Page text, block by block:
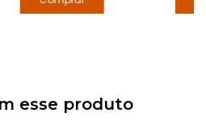
esse produto